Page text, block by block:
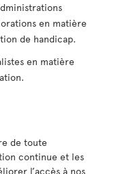
en matière
de handicap.
en matière
de toute
continue et les
l’accès à nos